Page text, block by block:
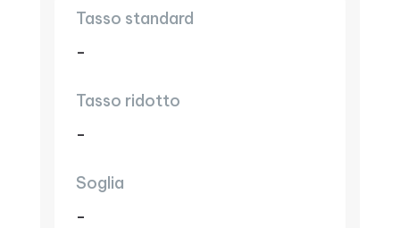
Tasso standard
-
Tasso ridotto
-
Soglia
-